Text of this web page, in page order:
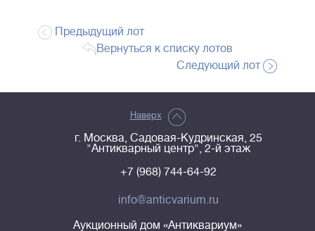
Предыдущий лот
Вернуться к списку лотов
Следующий лот
Наверх
г. Москва, Садовая-Кудринская, 25
"Антикварный центр", 2-й этаж
+7 (968) 744-64-92
info@anticvarium.ru
Аукционный дом «Антиквариум»